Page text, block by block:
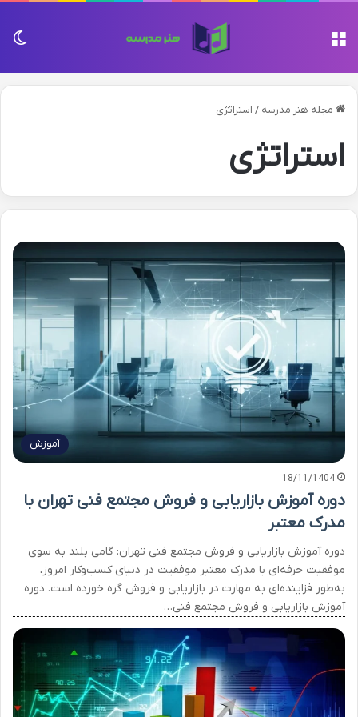
مجله هنر مدرسه / استراتژی
استراتژی
آموزش
18/11/1404
دوره آموزش بازاریابی و فروش مجتمع فنی تهران با
مدرک معتبر
دوره آموزش بازاریابی و فروش مجتمع فنی تهران: گامی بلند به سوی
موفقیت حرفه‌ای با مدرک معتبر موفقیت در دنیای کسب‌وکار امروز،
به‌طور فزاینده‌ای به مهارت در بازاریابی و فروش گره خورده است. دوره
آموزش بازاریابی و فروش مجتمع فنی…